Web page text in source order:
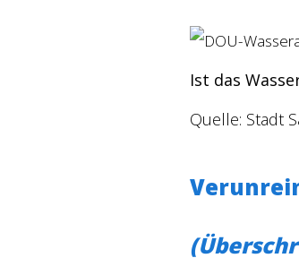
Ist das
Quelle: Stadt